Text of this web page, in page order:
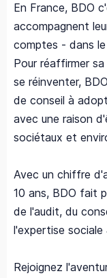
En France, BDO
accompagnent
comptes - dans
Pour réaffirmer
se réinventer,
de conseil à
avec une raison
sociétaux et
Avec un chiffre
10 ans, BDO fait
de l'audit, du
l'expertise sociale
Rejoignez